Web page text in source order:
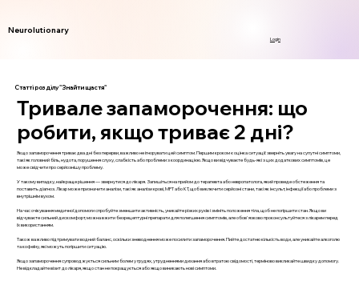
Neurolutionary
Login
Статті розділу "Знайти щастя"
Тривале запаморочення: що
робити, якщо триває 2 дні?
Якщо запаморочення триває два дні без перерви, важливо не ігнорувати цей симптом. Першим кроком є оцінка ситуації: зверніть увагу на супутні симптоми,
такі як головний біль, нудота, порушення слуху, слабкість або проблеми з координацією. Якщо ви відчуваєте будь-які з цих додаткових симптомів, це
може свідчити про серйознішу проблему.
У такому випадку, найкраще рішення — звернутися до лікаря. Запишіться на прийом до терапевта або невропатолога, який проведе обстеження та
поставить діагноз. Лікар може призначити аналізи, такі як аналізи крові, МРТ або КТ, щоб виключити серйозні стани, такі як інсульт, інфекції або проблеми з
внутрішнім вухом.
На час очікування медичної допомоги спробуйте зменшити активність, уникайте різких рухів і змініть положення тіла, щоб не погіршити стан. Якщо ви
відчуваєте сильний дискомфорт, можна вжити безрецептурні препарати для полегшення симптомів, але обов'язково проконсультуйтеся з лікарем перед
їх використанням.
Також важливо підтримувати водний баланс, оскільки зневоднення може посилити запаморочення. Пийте достатню кількість води, але уникайте алкоголю
та кофеїну, які можуть погіршити ситуацію.
Якщо запаморочення супроводжується сильним болем у грудях, утрудненнями дихання або втратою свідомості, терміново викликайте швидку допомогу.
Не відкладайте візит до лікаря, якщо стан не покращується або якщо виникають нові симптоми.